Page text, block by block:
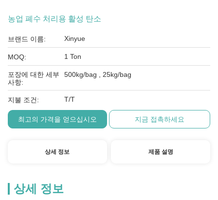
농업 폐수 처리용 활성 탄소
브랜드 이름: Xinyue
MOQ: 1 Ton
포장에 대한 세부
사항:
500kg/bag , 25kg/bag
지불 조건: T/T
최고의 가격을 얻으십시오 지금 접촉하세요
상세 정보 제품 설명
상세 정보